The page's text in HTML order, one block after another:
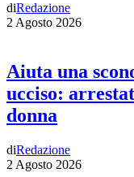
diRedazione
2 Agosto 2026
Aiuta una
ucciso:
donna
diRedazione
2 Agosto 2026